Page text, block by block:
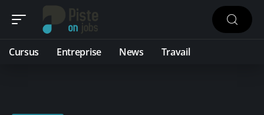
Cursus Entreprise News Travail